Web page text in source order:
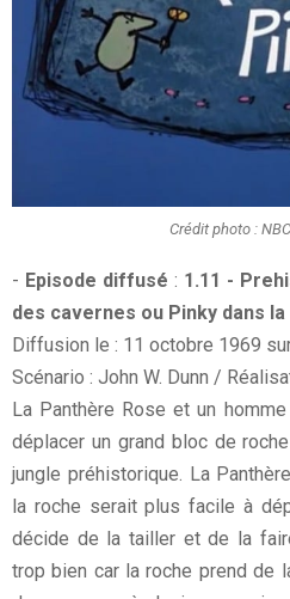
Crédit photo :
- Episode diffusé : 1.11 -
des cavernes ou Pinky dans
Diffusion le : 11 octobre 1969
Scénario : John W. Dunn /
La Panthère Rose et un
déplacer un grand bloc de
jungle préhistorique. La
la roche serait plus facile à
décide de la tailler et de la
trop bien car la roche prend de